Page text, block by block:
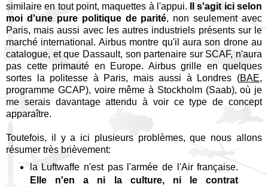
similaire en tout point, maquettes à l'appui.
Il s'agit ici selon
moi d'une pure politique de parité, non seulement avec
Paris, mais aussi avec les autres industriels présents sur le
marché international. Airbus montre qu'il aura son drone au
catalogue, et que Dassault, son partenaire sur SCAF, n'aura
pas cette primauté en Europe. Airbus grille en quelques
sortes la politesse à Paris, mais aussi à Londres (BAE,
programme GCAP), voire même à Stockholm (Saab), où je
me serais davantage attendu à voir ce type de concept
apparaître.
Toutefois, il y a ici plusieurs problèmes, que nous allons
résumer très brièvement:
la Luftwaffe n'est pas l'armée de l'Air française.
Elle n'en a ni la culture, ni le contrat